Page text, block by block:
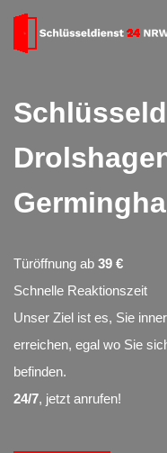
Türöffnung ab 39 €
Schnelle Reaktionszeit
Unser Ziel ist es, Sie
erreichen, egal wo Sie
befinden.
24/7, jetzt anrufen!